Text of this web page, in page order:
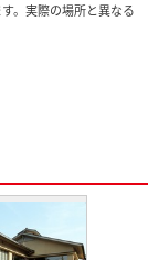
。実際の場所と異なる